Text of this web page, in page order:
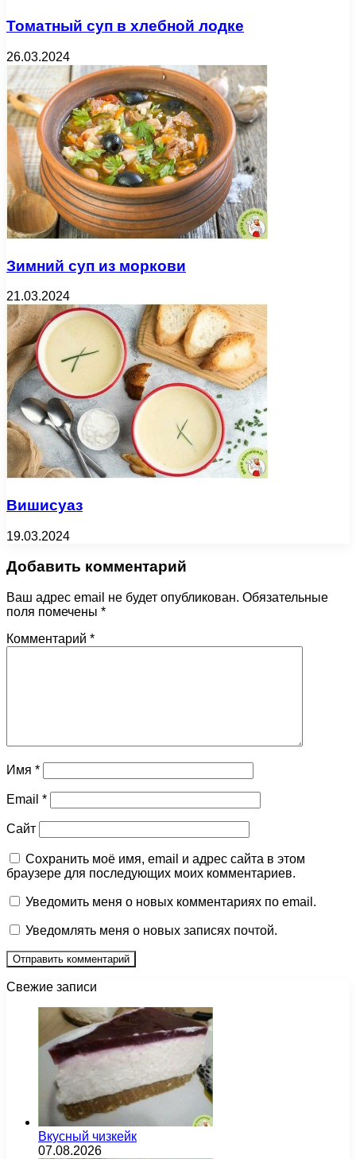
Томатный суп в хлебной лодке
26.03.2024
Зимний суп из моркови
21.03.2024
Вишисуаз
19.03.2024
Добавить комментарий
Ваш адрес email не будет опубликован. Обязательные
поля помечены *
Комментарий *
Имя *
Email *
Сайт
Сохранить моё имя, email и адрес сайта в этом
браузере для последующих моих комментариев.
Уведомить меня о новых комментариях по email.
Уведомлять меня о новых записях почтой.
Свежие записи
Вкусный чизкейк
07.08.2026